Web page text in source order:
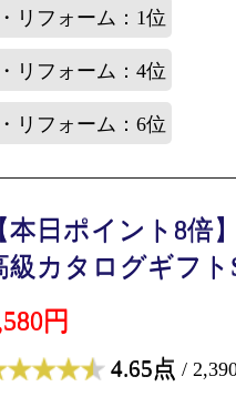
リフォーム：1位
リフォーム：4位
リフォーム：6位
本日ポイント8倍
級カタログギフト
円
4.65点 /